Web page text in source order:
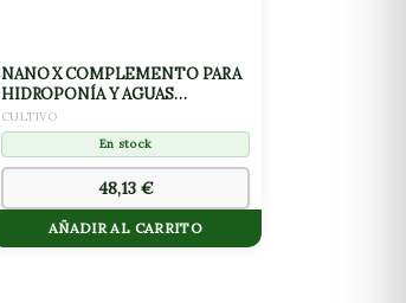
NANO X COMPLEMENTO PARA
HIDROPONÍA Y AGUAS
BLANDAS 10L
CULTIVO
En stock
48,13 €
AÑADIR AL CARRITO